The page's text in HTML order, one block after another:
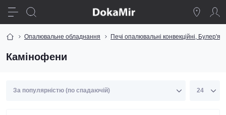
Опалювальне обладнання Печі опалювальні конвекційні,
Камінофени